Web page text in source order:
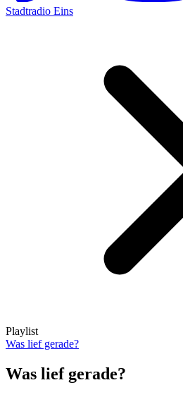
Stadtradio Eins
Playlist
Was lief gerade?
Was lief gerade?